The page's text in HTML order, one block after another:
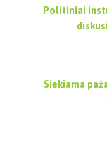
Politiniai
Siekiama